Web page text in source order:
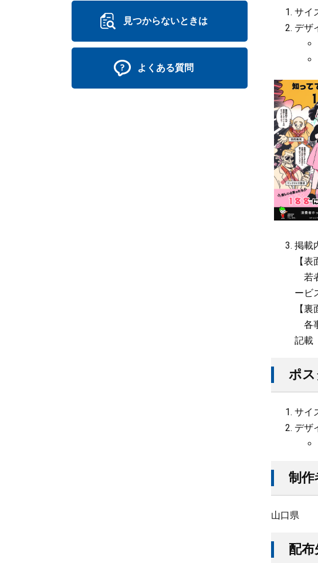
サイ
デザ
掲載
【表
若
ービ
【裏
各
記載
ポ
サイ
デザ
制作
山口県
配布
見つからないときは
よくある質問